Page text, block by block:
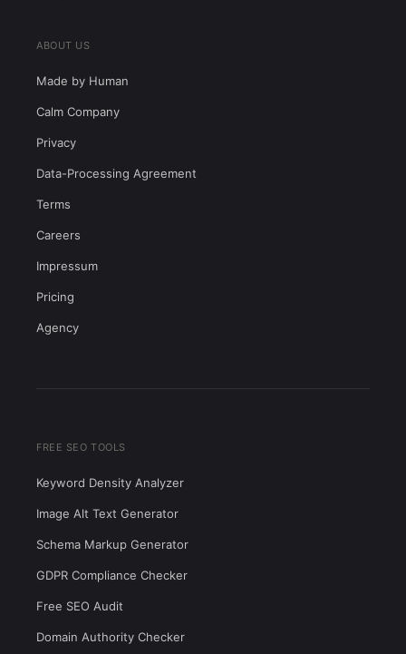
ABOUT US
Made by Human
Calm Company
Privacy
Data-Processing Agreement
Terms
Careers
Impressum
Pricing
Agency
FREE SEO TOOLS
Keyword Density Analyzer
Image Alt Text Generator
Schema Markup Generator
GDPR Compliance Checker
Free SEO Audit
Domain Authority Checker